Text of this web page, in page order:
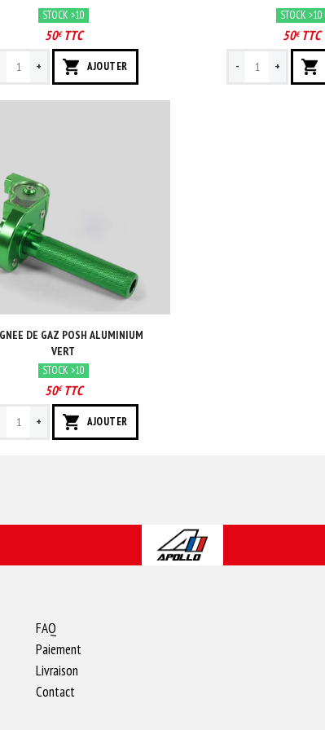
STOCK >10
50€TTC
+ AJOUTER
STOCK >10
50€TTC
- +
DE GAZ POSH ALUMINIUM
VERT
STOCK >10
50€TTC
+ AJOUTER
FAQ
Paiement
Livraison
Contact